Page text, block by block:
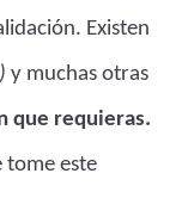
Existen
y muchas otras
que requieras.
tome este